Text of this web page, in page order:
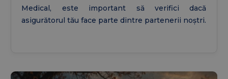
Medical, este important să verifici dacă
asigurătorul tău face parte dintre partenerii noștri.